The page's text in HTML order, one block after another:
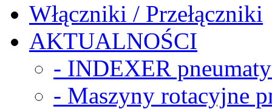
Włączniki / Przełączniki
AKTUALNOŚCI
- INDEXER
- Maszyny rotacyjne